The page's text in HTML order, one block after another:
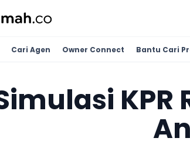
Cari Agen Owner Connect Bantu Cari